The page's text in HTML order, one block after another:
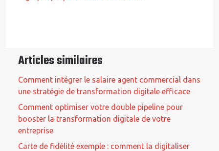
Articles similaires
Comment intégrer le salaire agent commercial dans
une stratégie de transformation digitale efficace
Comment optimiser votre double pipeline pour
booster la transformation digitale de votre
entreprise
Carte de fidélité exemple : comment la digitaliser